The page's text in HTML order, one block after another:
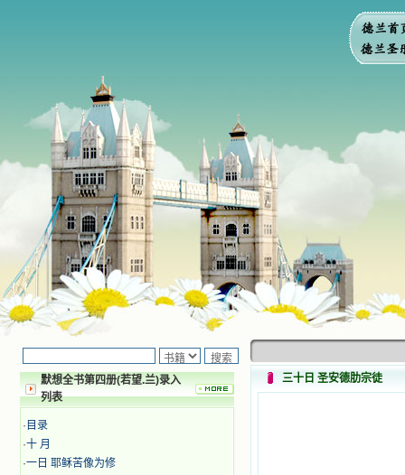
默想全书第四册(若望.兰)录入
列表
· 目录
·十 月
·​​一日 耶稣苦像为修
三十日 圣安德肋宗徒